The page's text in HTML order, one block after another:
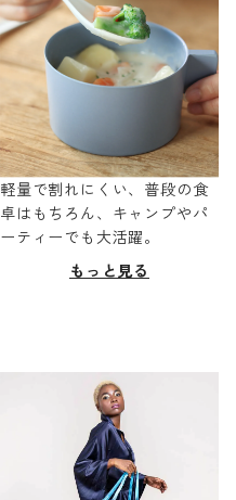
軽量で割れにくい、普段の食
卓はもちろん、キャンプやパ
ーティーでも大活躍。
もっと見る